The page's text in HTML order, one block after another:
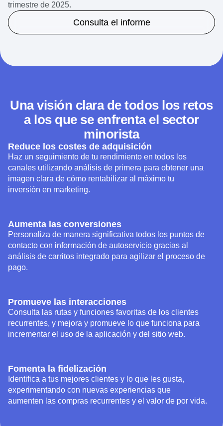
trimestre de 2025.
Consulta el informe
Una visión clara de todos los retos
a los que se enfrenta el sector
minorista
Reduce los costes de adquisición
Haz un seguimiento de tu rendimiento en todos los
canales utilizando análisis de primera para obtener una
imagen clara de cómo rentabilizar al máximo tu
inversión en marketing.
Aumenta las conversiones
Personaliza de manera significativa todos los puntos de
contacto con información de autoservicio gracias al
análisis de carritos integrado para agilizar el proceso de
pago.
Promueve las interacciones
Consulta las rutas y funciones favoritas de los clientes
recurrentes, y mejora y promueve lo que funciona para
incrementar el uso de la aplicación y del sitio web.
Fomenta la fidelización
Identifica a tus mejores clientes y lo que les gusta,
experimentando con nuevas experiencias que
aumenten las compras recurrentes y el valor de por vida.